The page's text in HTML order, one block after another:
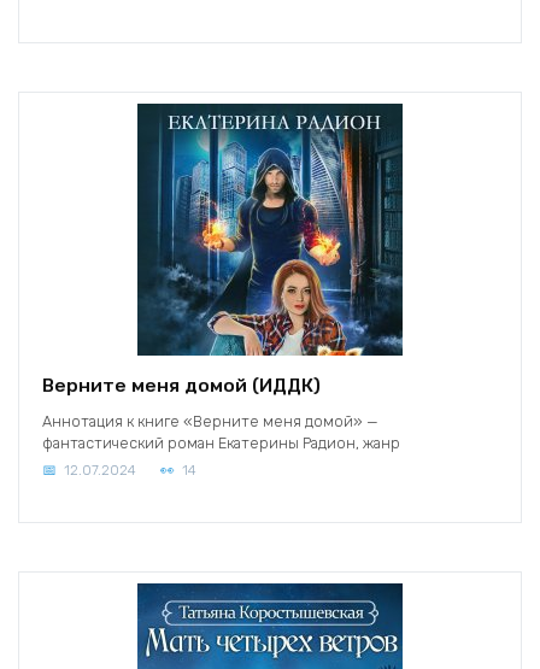
Верните меня домой (ИДДК)
Аннотация к книге «Верните меня домой» —
фантастический роман Екатерины Радион, жанр
12.07.2024 14